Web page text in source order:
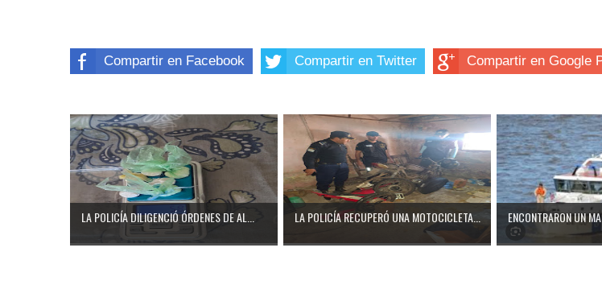
Compartir en Facebook Compartir en Twitter Compartir en Google
LA POLICÍA DILIGENCIÓ ÓRDENES DE AL... LA POLICÍA RECUPERÓ UNA MOTOCICLETA... ENCONTRARON UN